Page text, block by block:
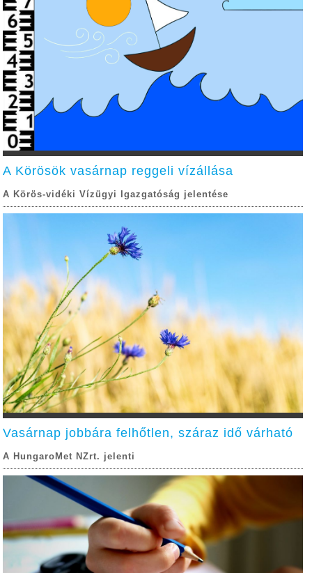
a
A Körösök vasárnap reggeli vízállása
A Körös-vidéki Vízügyi Igazgatóság jelentése
Vasárnap jobbára felhőtlen, száraz idő várható
A HungaroMet NZrt. jelenti